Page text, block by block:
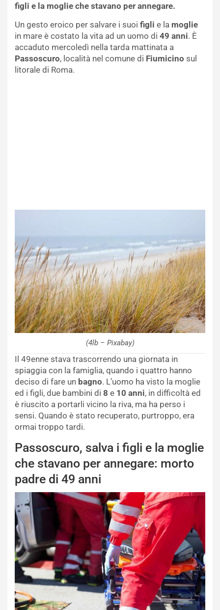
figli e la moglie che stavano per annegare.
Un gesto eroico per salvare i suoi figli e la moglie
in mare è costato la vita ad un uomo di 49 anni. È
accaduto mercoledì nella tarda mattinata a
Passoscuro, località nel comune di Fiumicino sul
litorale di Roma.
(4lb – Pixabay)
Il 49enne stava trascorrendo una giornata in
spiaggia con la famiglia, quando i quattro hanno
deciso di fare un bagno. L’uomo ha visto la moglie
ed i figli, due bambini di 8 e 10 anni, in difficoltà ed
è riuscito a portarli vicino la riva, ma ha perso i
sensi. Quando è stato recuperato, purtroppo, era
ormai troppo tardi.
Passoscuro, salva i figli e la moglie
che stavano per annegare: morto
padre di 49 anni